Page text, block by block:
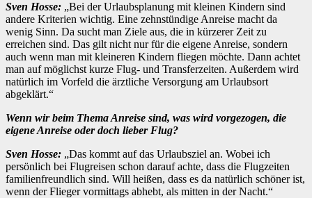
Sven Hosse: „Bei der Urlaubsplanung mit kleinen Kindern sind
andere Kriterien wichtig. Eine zehnstündige Anreise macht da
wenig Sinn. Da sucht man Ziele aus, die in kürzerer Zeit zu
erreichen sind. Das gilt nicht nur für die eigene Anreise, sondern
auch wenn man mit kleineren Kindern fliegen möchte. Dann achtet
man auf möglichst kurze Flug- und Transferzeiten. Außerdem wird
natürlich im Vorfeld die ärztliche Versorgung am Urlaubsort
abgeklärt.“
Wenn wir beim Thema Anreise sind, was wird vorgezogen, die
eigene Anreise oder doch lieber Flug?
Sven Hosse: „Das kommt auf das Urlaubsziel an. Wobei ich
persönlich bei Flugreisen schon darauf achte, dass die Flugzeiten
familienfreundlich sind. Will heißen, dass es da natürlich schöner ist,
wenn der Flieger vormittags abhebt, als mitten in der Nacht.“